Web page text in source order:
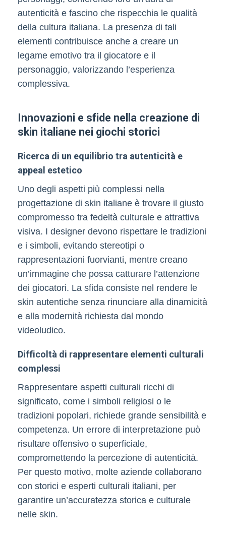
autenticità e fascino che rispecchia le qualità
della cultura italiana. La presenza di tali
elementi contribuisce anche a creare un
legame emotivo tra il giocatore e il
personaggio, valorizzando l’esperienza
complessiva.
Innovazioni e sfide nella creazione di
skin italiane nei giochi storici
Ricerca di un equilibrio tra autenticità e
appeal estetico
Uno degli aspetti più complessi nella
progettazione di skin italiane è trovare il giusto
compromesso tra fedeltà culturale e attrattiva
visiva. I designer devono rispettare le tradizioni
e i simboli, evitando stereotipi o
rappresentazioni fuorvianti, mentre creano
un’immagine che possa catturare l’attenzione
dei giocatori. La sfida consiste nel rendere le
skin autentiche senza rinunciare alla dinamicità
e alla modernità richiesta dal mondo
videoludico.
Difficoltà di rappresentare elementi culturali
complessi
Rappresentare aspetti culturali ricchi di
significato, come i simboli religiosi o le
tradizioni popolari, richiede grande sensibilità e
competenza. Un errore di interpretazione può
risultare offensivo o superficiale,
compromettendo la percezione di autenticità.
Per questo motivo, molte aziende collaborano
con storici e esperti culturali italiani, per
garantire un’accuratezza storica e culturale
nelle skin.